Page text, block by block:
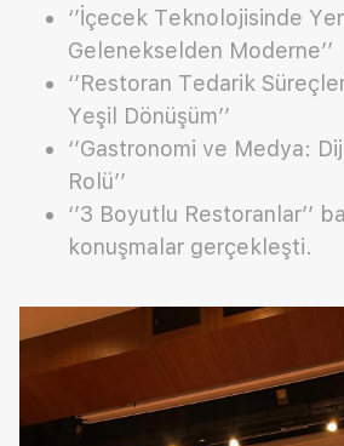
‘’İçecek Teknolojisinde
Gelenekselden Moderne’’
‘’Restoran Tedarik
Yeşil Dönüşüm’’
‘’Gastronomi ve Medya:
Rolü’’
‘’3 Boyutlu Restoranlar’’
konuşmalar gerçekleşti.